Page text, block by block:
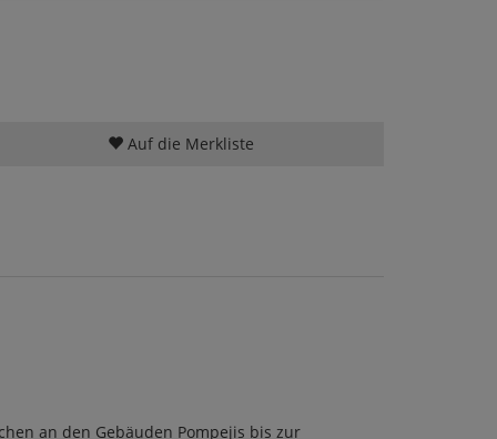
Auf die Merkliste
an den Gebäuden Pompejis bis zur